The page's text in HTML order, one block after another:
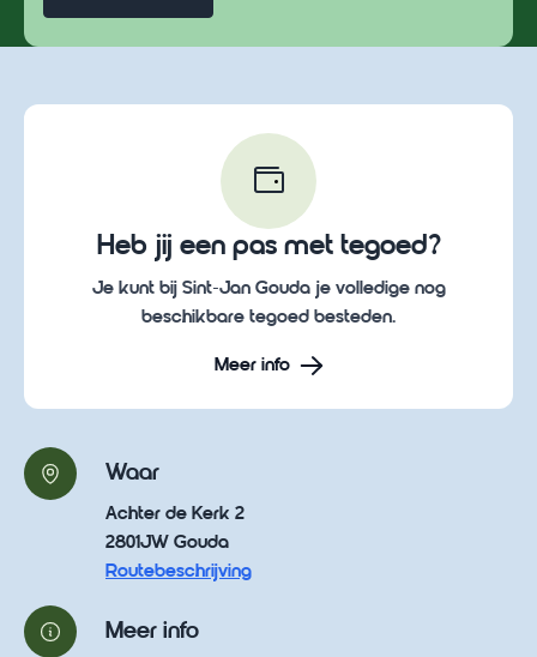
Heb jij een pas met tegoed?
Je kunt bij Sint-Jan Gouda je volledige nog
beschikbare tegoed besteden.
Meer info
Waar
Achter de Kerk 2
2801JW Gouda
Routebeschrijving
Meer info